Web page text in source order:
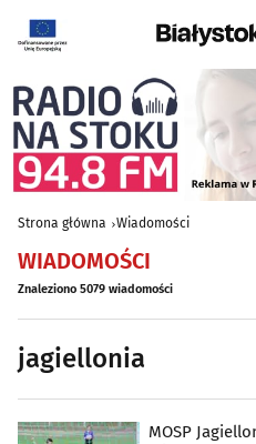
Strona główna Wiadomości
WIADOMOŚCI
Znaleziono 5079 wiadomości
jagiellonia
MOSP